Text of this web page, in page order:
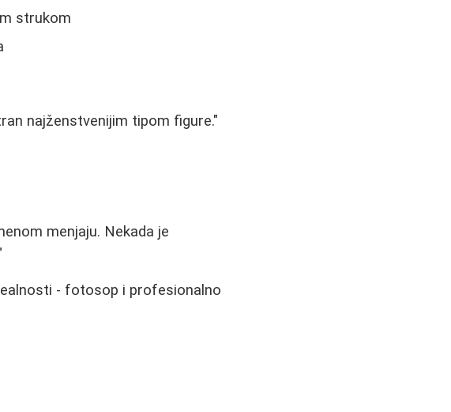
strukom
najženstvenijim tipom figure."
menjaju. Nekada je
- fotosop i profesionalno